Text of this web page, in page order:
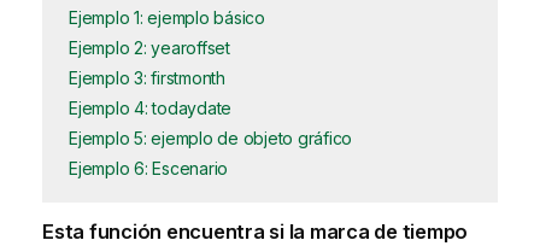
Ejemplo 1: ejemplo básico
Ejemplo 2: yearoffset
Ejemplo 3: firstmonth
Ejemplo 4: todaydate
Ejemplo 5: ejemplo de objeto gráfico
Ejemplo 6: Escenario
Esta función encuentra si la marca de tiempo